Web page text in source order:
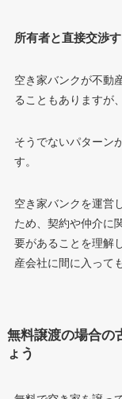
所有者と直接交渉
空き家バンクが不動
ることもありますが、
そうでないパターン
す。
空き家バンクを運営
ため、契約や仲介に
要があることを理解
産会社に間に入って
無料譲渡の場合の
ょう